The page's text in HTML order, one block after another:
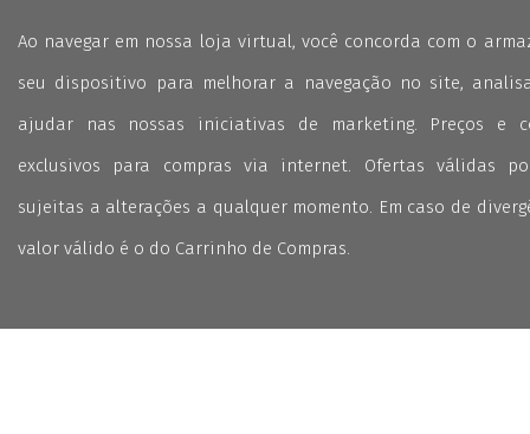
Ao navegar em nossa loja virtual, você concorda com o
seu dispositivo para melhorar a navegação no site,
ajudar nas nossas iniciativas de marketing. Preços e
exclusivos para compras via internet. Ofertas válidas
sujeitas a alterações a qualquer momento. Em caso de
valor válido é o do Carrinho de Compras.